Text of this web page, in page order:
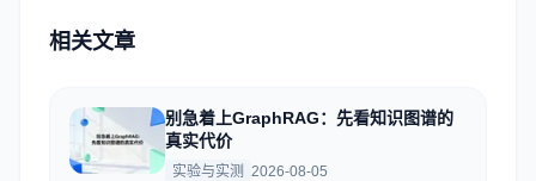
相关文章
别急着上GraphRAG：先看知识图谱的
真实代价
实验与实测 2026-08-05